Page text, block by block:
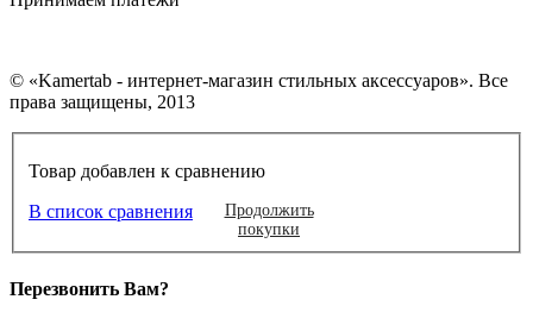
© «Kamertab - интернет-магазин стильных аксессуаров». Все
права защищены, 2013
Товар добавлен к сравнению
В список сравнения
Продолжить
покупки
Перезвонить Вам?